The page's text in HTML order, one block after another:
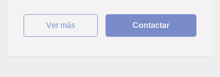
ver más Contactar